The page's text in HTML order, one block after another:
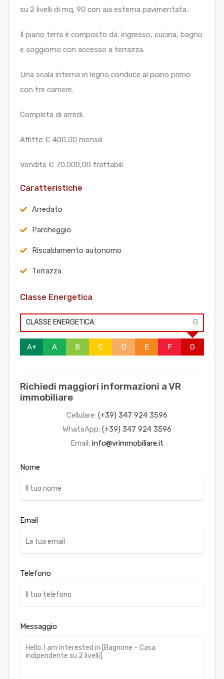
su 2 livelli di mq. 90 con aia esterna pavimentata.
Il piano terra è composto da: ingresso, cucina, bagno
e soggiorno con accesso a terrazza.
Una scala interna in legno conduce al piano primo
con tre camere.
Completa di arredi.
Affitto € 400,00 mensili
Vendita € 70.000,00 trattabili
Caratteristiche
Arredato
Parcheggio
Riscaldamento autonomo
Terrazza
Classe Energetica
CLASSE ENERGETICA: G
A+ A B C D E F G
Richiedi maggiori informazioni a VR
immobiliare
Cellulare: (+39) 347 924 3596
WhatsApp: (+39) 347 924 3596
Email: info@vrimmobiliare.it
Nome
Email
Telefono
Messaggio